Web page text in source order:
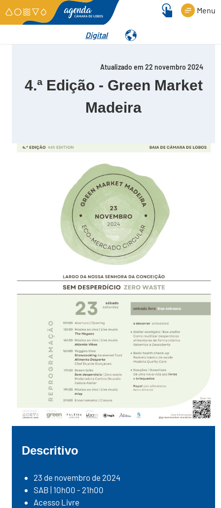
Digital
Menu
Atualizado em 22 novembro 2024
4.ª Edição - Green Market
Madeira
Descritivo
23 de novembro de 2024
SAB | 10h00 - 21h00
Acesso Livre